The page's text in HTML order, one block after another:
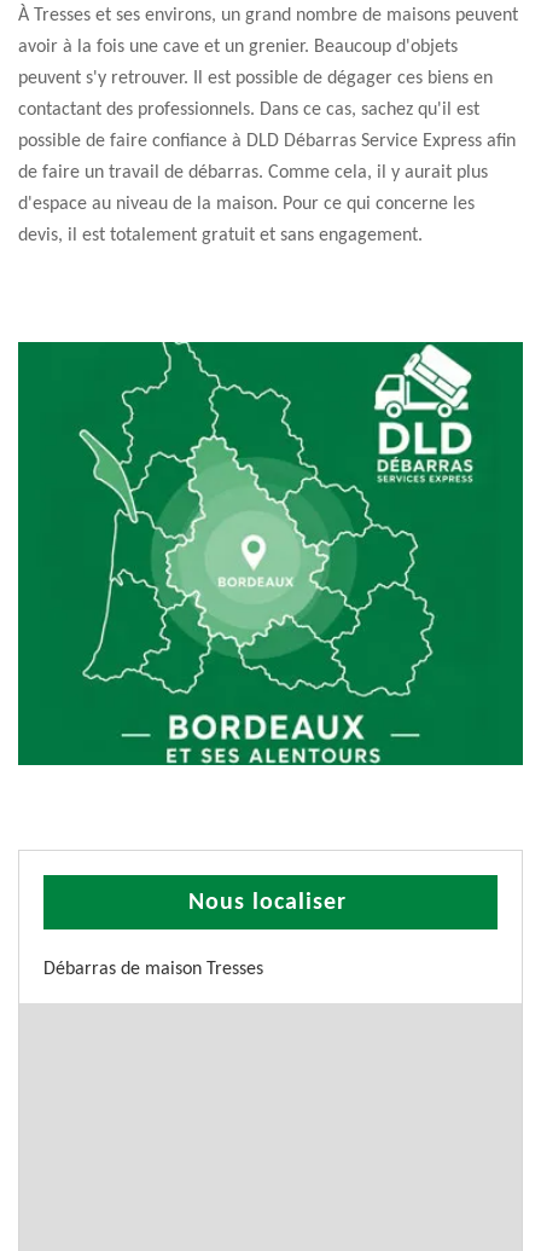
À Tresses et ses environs, un grand nombre de maisons peuvent
avoir à la fois une cave et un grenier. Beaucoup d'objets
peuvent s'y retrouver. Il est possible de dégager ces biens en
contactant des professionnels. Dans ce cas, sachez qu'il est
possible de faire confiance à DLD Débarras Service Express afin
de faire un travail de débarras. Comme cela, il y aurait plus
d'espace au niveau de la maison. Pour ce qui concerne les
devis, il est totalement gratuit et sans engagement.
Nous localiser
Débarras de maison Tresses